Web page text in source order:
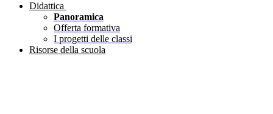
Didattica
Panoramica
Offerta formativa
I progetti delle classi
Risorse della scuola